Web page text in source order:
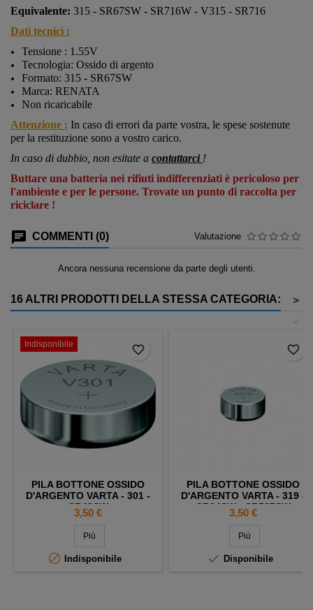
Equivalente: 315 - SR67SW - SR716W - V315 - SR716
Dati tecnici :
Tensione : 1.55V
Tecnologia: Ossido di argento
Formato: 315 - SR67SW
Marca: RENATA
Non ricaricabile
Attenzione : In caso di errori da parte vostra, le spese sostenute
per la restituzione sono a vostro carico.
In caso di dubbio, non esitate a contattarci !
Buttare una batteria nei rifiuti indifferenziati è pericoloso per
l'ambiente e per le persone. Trovate un punto di raccolta per
riciclare !
COMMENTI (0) Valutazione
Ancora nessuna recensione da parte degli utenti.
16 ALTRI PRODOTTI DELLA STESSA CATEGORIA:
>
<
Indisponibile
PILA BOTTONE OSSIDO
D'ARGENTO VARTA - 301 -
SR43SW
Prezzo
3,50 €
Più
 Indisponibile
favorite_border
PILA BOTTONE OSSIDO
D'ARGENTO VARTA - 319 -
SR64SW - SR527SW
Prezzo
3,50 €
Più
 Disponibile
favorite_border